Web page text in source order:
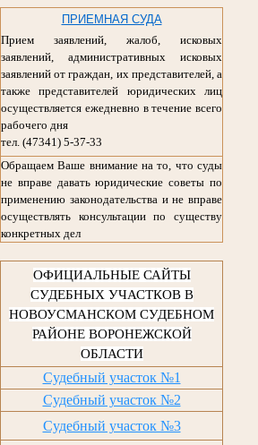
ПРИЕМНАЯ СУДА
Прием заявлений, жалоб, исковых
заявлений, административных исковых
заявлений от граждан, их представителей, а
также представителей юридических лиц
осуществляется ежедневно в течение всего
рабочего дня
тел. (47341) 5-37-33
Обращаем Ваше внимание на то, что суды
не вправе давать юридические советы по
применению законодательства и не вправе
осуществлять консультации по существу
конкретных дел
ОФИЦИАЛЬНЫЕ САЙТЫ
СУДЕБНЫХ УЧАСТКОВ В
НОВОУСМАНСКОМ СУДЕБНОМ
РАЙОНЕ ВОРОНЕЖСКОЙ
ОБЛАСТИ
Судебный участок №1
Судебный участок №2
Судебный участок №3